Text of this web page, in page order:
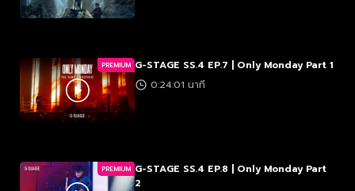
PREMIUM G-STAGE SS.4 EP.7 | Only Monday Part 1
0:24:01 นาที
PREMIUM G-STAGE SS.4 EP.8 | Only Monday Part
2